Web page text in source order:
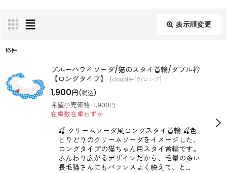
表示順変更
並び順:
絞り込む
16件
ブルーハワイソーダ/猫のスタイ首輪/ダブル衿
【ロングタイプ】
[double-12/ロング]
1,900円(税込)
希望小売価格: 1,900円
在庫数在庫わずか
🍒 クリームソーダ風ロングスタイ首輪 🍒色
とりどりのクリームソーダをイメージした、
ロングタイプの猫ちゃん用スタイ首輪です。
ふんわり広がるデザインだから、毛量の多い
長毛猫さんにもバランスよく映えて、と…